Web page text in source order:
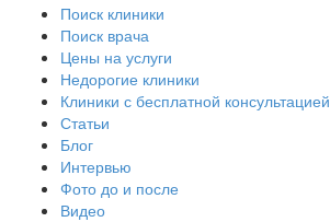
Поиск клиники
Поиск врача
Цены на услуги
Недорогие клиники
Клиники с бесплатной консультацией
Статьи
Блог
Интервью
Фото до и после
Видео